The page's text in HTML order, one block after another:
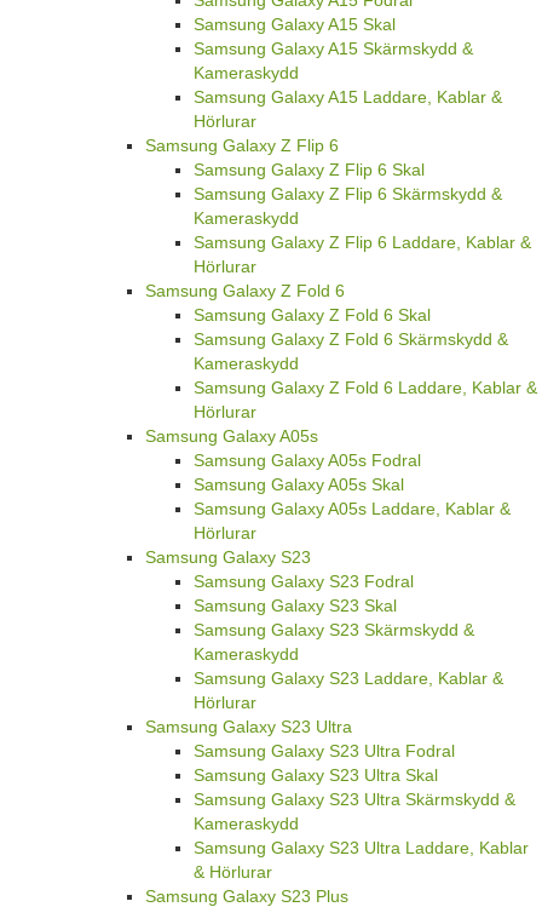
Samsung Galaxy A15 Skal
Samsung Galaxy A15 Skärmskydd &
Kameraskydd
Samsung Galaxy A15 Laddare, Kablar &
Hörlurar
Samsung Galaxy Z Flip 6
Samsung Galaxy Z Flip 6 Skal
Samsung Galaxy Z Flip 6 Skärmskydd &
Kameraskydd
Samsung Galaxy Z Flip 6 Laddare, Kablar &
Hörlurar
Samsung Galaxy Z Fold 6
Samsung Galaxy Z Fold 6 Skal
Samsung Galaxy Z Fold 6 Skärmskydd &
Kameraskydd
Samsung Galaxy Z Fold 6 Laddare, Kablar &
Hörlurar
Samsung Galaxy A05s
Samsung Galaxy A05s Fodral
Samsung Galaxy A05s Skal
Samsung Galaxy A05s Laddare, Kablar &
Hörlurar
Samsung Galaxy S23
Samsung Galaxy S23 Fodral
Samsung Galaxy S23 Skal
Samsung Galaxy S23 Skärmskydd &
Kameraskydd
Samsung Galaxy S23 Laddare, Kablar &
Hörlurar
Samsung Galaxy S23 Ultra
Samsung Galaxy S23 Ultra Fodral
Samsung Galaxy S23 Ultra Skal
Samsung Galaxy S23 Ultra Skärmskydd &
Kameraskydd
Samsung Galaxy S23 Ultra Laddare, Kablar
& Hörlurar
Samsung Galaxy S23 Plus